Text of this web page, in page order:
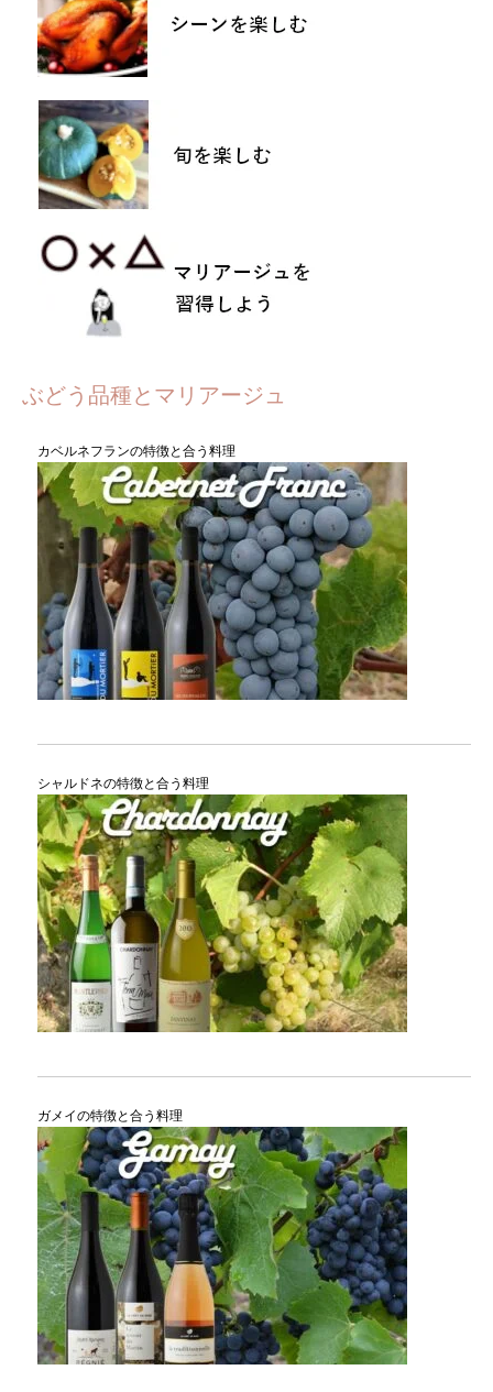
ぶどう品種とマリアージュ
カベルネフランの特徴と合う料理
シャルドネの特徴と合う料理
ガメイの特徴と合う料理